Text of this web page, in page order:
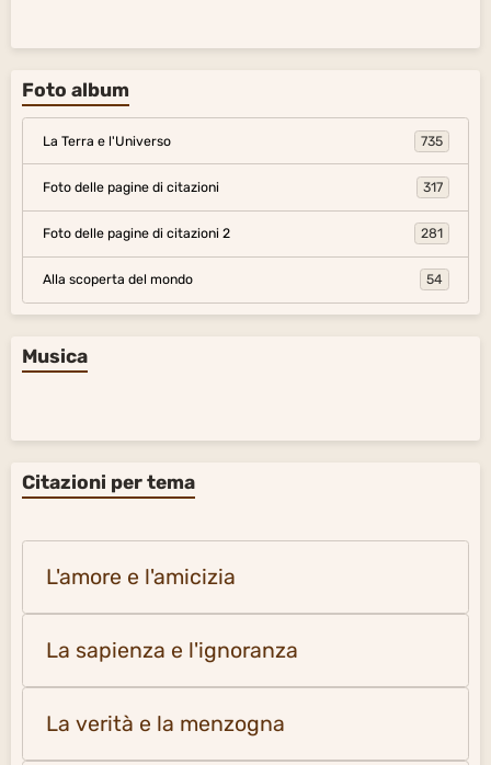
Foto album
La Terra e l'Universo 735
Foto delle pagine di citazioni 317
Foto delle pagine di citazioni 2 281
Alla scoperta del mondo 54
Musica
Citazioni per tema
L'amore e l'amicizia
La sapienza e l'ignoranza
La verità e la menzogna